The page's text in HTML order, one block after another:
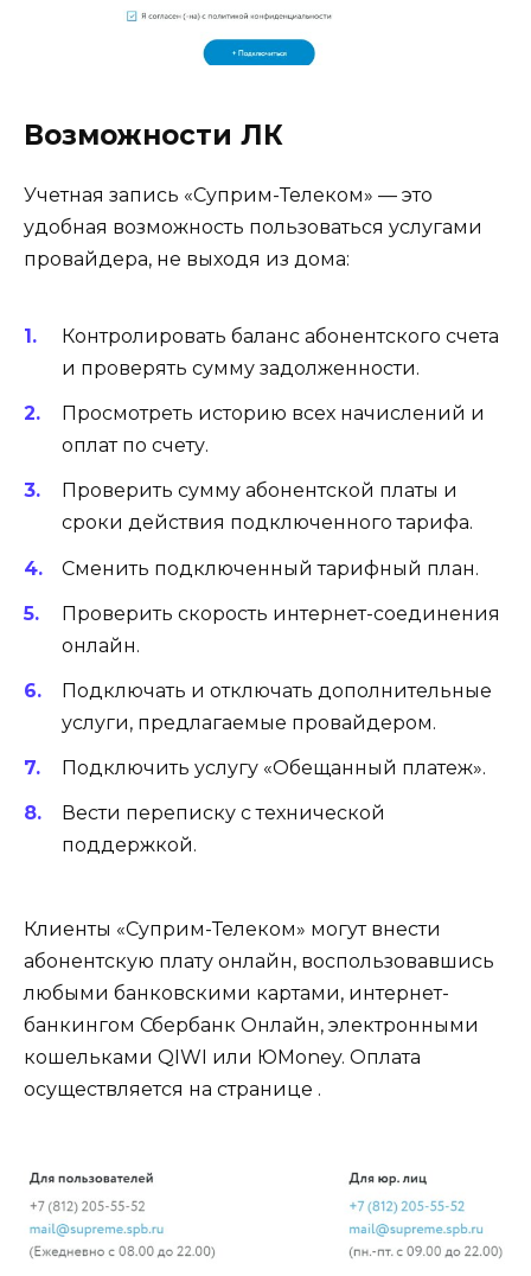
Возможности ЛК
Учетная запись «Суприм-Телеком» — это
удобная возможность пользоваться услугами
провайдера, не выходя из дома:
Контролировать баланс абонентского счета
и проверять сумму задолженности.
Просмотреть историю всех начислений и
оплат по счету.
Проверить сумму абонентской платы и
сроки действия подключенного тарифа.
Сменить подключенный тарифный план.
Проверить скорость интернет-соединения
онлайн.
Подключать и отключать дополнительные
услуги, предлагаемые провайдером.
Подключить услугу «Обещанный платеж».
Вести переписку с технической
поддержкой.
Клиенты «Суприм-Телеком» могут внести
абонентскую плату онлайн, воспользовавшись
любыми банковскими картами, интернет-
банкингом Сбербанк Онлайн, электронными
кошельками QIWI или ЮМоney. Оплата
осуществляется на странице .